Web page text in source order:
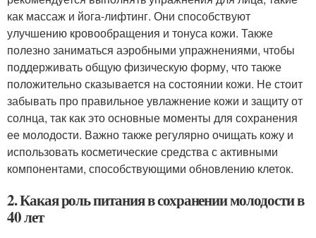
как массаж и йога-лифтинг. Они способствуют
улучшению кровообращения и тонуса кожи. Также
полезно заниматься аэробными упражнениями, чтобы
поддерживать общую физическую форму, что также
положительно сказывается на состоянии кожи. Не стоит
забывать про правильное увлажнение кожи и защиту от
солнца, так как это основные моменты для сохранения
ее молодости. Важно также регулярно очищать кожу и
использовать косметические средства с активными
компонентами, способствующими обновлению клеток.
2. Какая роль питания в сохранении молодости в
40 лет